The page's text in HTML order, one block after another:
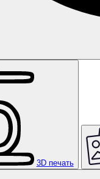
3D печать